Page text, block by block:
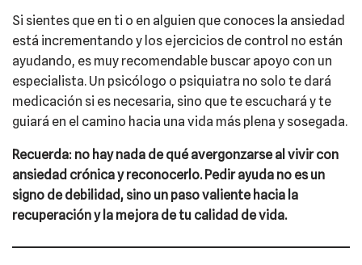
Si sientes que en ti o en alguien que conoces la ansiedad
está incrementando y los ejercicios de control no están
ayudando, es muy recomendable buscar apoyo con un
especialista. Un psicólogo o psiquiatra no solo te dará
medicación si es necesaria, sino que te escuchará y te
guiará en el camino hacia una vida más plena y sosegada.
Recuerda: no hay nada de qué avergonzarse al vivir con
ansiedad crónica y reconocerlo. Pedir ayuda no es un
signo de debilidad, sino un paso valiente hacia la
recuperación y la mejora de tu calidad de vida.